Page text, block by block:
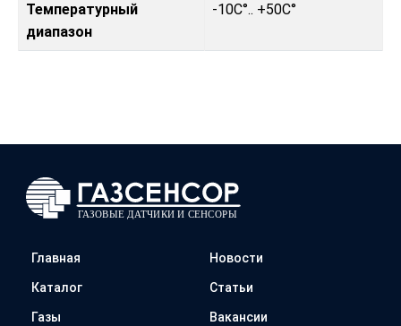
Температурный
диапазон
-10C°.. +50C°
Главная
Каталог
Газы
Новости
Статьи
Вакансии